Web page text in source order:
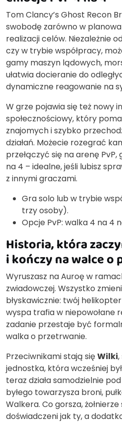
Tom Clancy’s Ghost Recon
swobodę zarówno w
realizacji celów. Niezależnie
czy w trybie współpracy,
gamy maszyn lądowych,
ułatwia docieranie do
dynamiczne reagowanie na
W grze pojawia się też nowy
społecznościowy, który
znajomych i szybko
działań. Możecie rozegrać
przełączyć się na arenę
na 4 – idealne, jeśli lubisz
z innymi graczami.
Gra solo lub w trybie
trzy osoby).
Opcje PvP: walka 4 na 4
Historia, która
i kończy na walce o
Wyruszasz na Auroę w
zwiadowczej. Wszystko
błyskawicznie: twój
wyspa trafia w niepowołane
zadanie przestaje być
walka o przetrwanie.
Przeciwnikami stają sięWilki
jednostka, która wcześniej
teraz działa samodzielnie
byłego towarzysza broni,
Walkera. Co gorsza,
doświadczeni jak ty, a